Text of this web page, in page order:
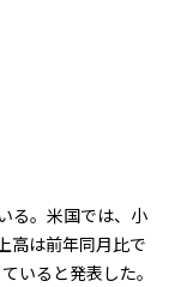
る。米国では、小
高は前年同月比で
いると発表した。